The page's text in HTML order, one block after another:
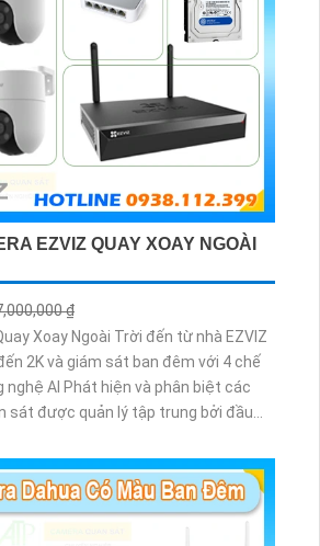
EZVIZ QUAY XOAY NGOÀI
₫
Xoay Ngoài Trời đến từ nhà EZVIZ
2K và giám sát ban đêm với 4 chế
nghệ AI Phát hiện và phân biệt các
sát được quản lý tập trung bởi đầu